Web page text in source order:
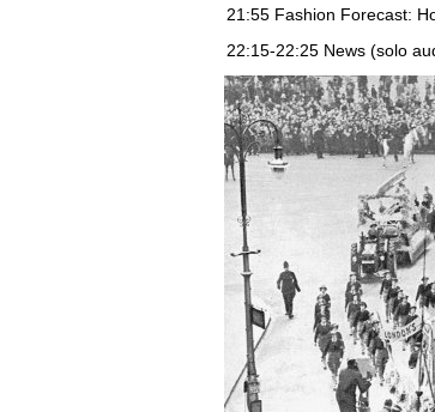
21:55 Fashion Forecast:
22:15-22:25 News (solo